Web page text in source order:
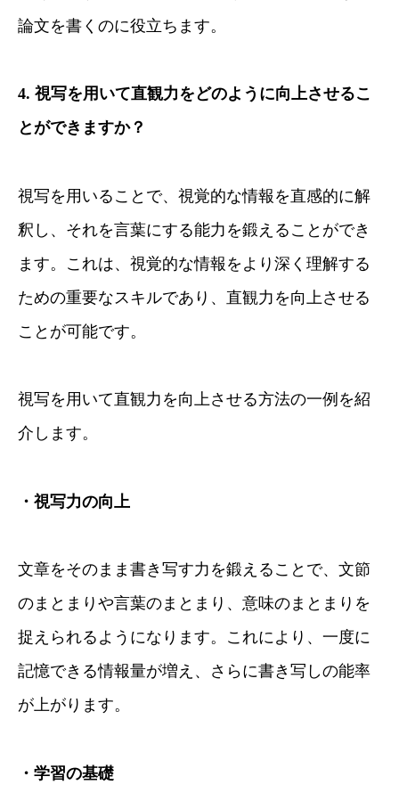
論文を書くのに役立ちます。
4. 視写を用いて直観力をどのように向上させるこ
とができますか？
視写を用いることで、視覚的な情報を直感的に解
釈し、それを言葉にする能力を鍛えることができ
ます。これは、視覚的な情報をより深く理解する
ための重要なスキルであり、直観力を向上させる
ことが可能です。
視写を用いて直観力を向上させる方法の一例を紹
介します。
・視写力の向上
文章をそのまま書き写す力を鍛えることで、文節
のまとまりや言葉のまとまり、意味のまとまりを
捉えられるようになります。これにより、一度に
記憶できる情報量が増え、さらに書き写しの能率
が上がります。
・学習の基礎